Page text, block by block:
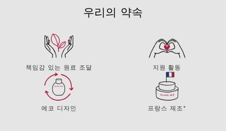
우리의 약속
책임감 있는 원료 조달 지원 활동
에코 디자인 프랑스 제조*